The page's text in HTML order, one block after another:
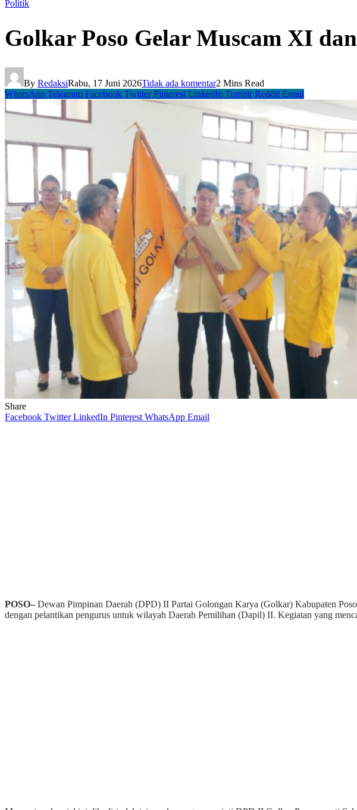
Politik
Golkar Poso Gelar Muscam XI
By RedaksiRabu, 17 Juni 2026Tidak ada komentar2 Mins Read
WhatsApp Telegram Facebook Twitter Pinterest LinkedIn Tumblr Reddit Email
Share
Facebook Twitter LinkedIn Pinterest WhatsApp Email
POSO– Dewan Pimpinan Daerah (DPD) II Partai Golongan Karya (Golkar) Kabupaten
dengan pelantikan pengurus untuk wilayah Daerah Pemilihan (Dapil) II. Kegiatan yang